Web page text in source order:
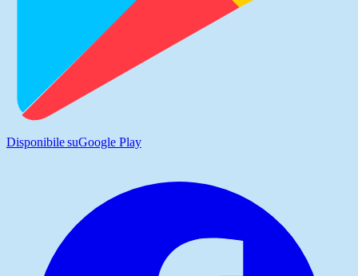
Disponibile suGoogle Play